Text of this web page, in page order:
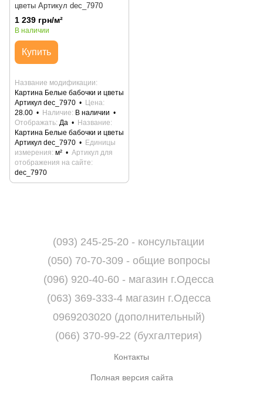
цветы Артикул dec_7970
1 239 грн/м²
В наличии
Купить
Название модификации
Картина Белые бабочки и цветы
Артикул dec_7970
Цена
28.00
Наличие
В наличии
Отображать Да
Название
Картина Белые бабочки и цветы
Артикул dec_7970
Единицы
измерения м²
Артикул для
отображения на сайте
dec_7970
(093) 245-25-20 - консультации
(050) 70-70-309 - общие вопросы
(096) 920-40-60 - магазин г.Одесса
(063) 369-333-4 магазин г.Одесса
0969203020 (дополнительный)
(066) 370-99-22 (бухгалтерия)
Контакты
Полная версия сайта